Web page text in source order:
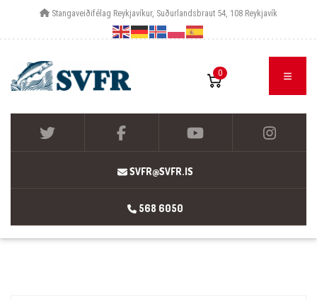
Stangaveiðifélag Reykjavíkur, Suðurlandsbraut 54, 108 Reykjavík
0
SVFR@SVFR.IS
568 6050